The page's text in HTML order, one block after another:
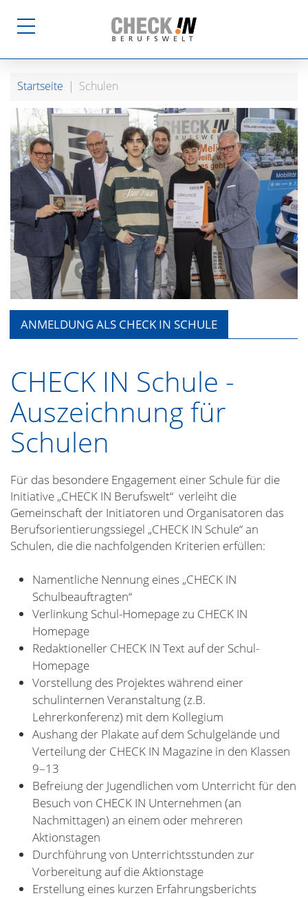
Startseite Schulen
ANMELDUNG ALS CHECK IN SCHULE
CHECK IN Schule -
Auszeichnung für
Schulen
Für das besondere Engagement einer Schule für die
Initiative „CHECK IN Berufswelt“ verleiht die
Gemeinschaft der Initiatoren und Organisatoren das
Berufsorientierungssiegel „CHECK IN Schule“ an
Schulen, die die nachfolgenden Kriterien erfüllen:
Namentliche Nennung eines „CHECK IN
Schulbeauftragten“
Verlinkung Schul-Homepage zu CHECK IN
Homepage
Redaktioneller CHECK IN Text auf der Schul-
Homepage
Vorstellung des Projektes während einer
schulinternen Veranstaltung (z.B.
Lehrerkonferenz) mit dem Kollegium
Aushang der Plakate auf dem Schulgelände und
Verteilung der CHECK IN Magazine in den Klassen
9–13
Befreiung der Jugendlichen vom Unterricht für den
Besuch von CHECK IN Unternehmen (an
Nachmittagen) an einem oder mehreren
Aktionstagen
Durchführung von Unterrichtsstunden zur
Vorbereitung auf die Aktionstage
Erstellung eines kurzen Erfahrungsberichts